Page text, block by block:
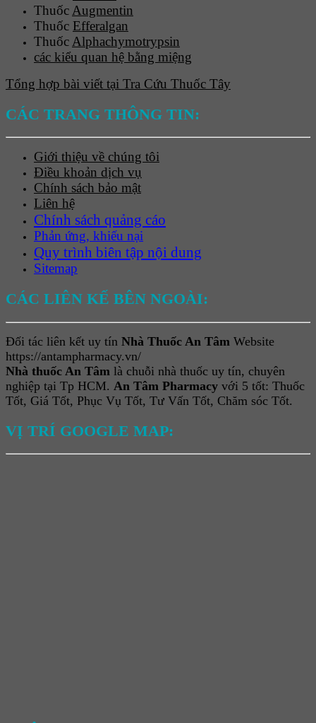
Thuốc Augmentin
Thuốc Efferalgan
Thuốc Alphachymotrypsin
các kiểu quan hệ bằng miệng
Tổng hợp bài viết tại Tra Cứu Thuốc Tây
CÁC TRANG THÔNG TIN:
Giới thiệu về chúng tôi
Điều khoản dịch vụ
Chính sách bảo mật
Liên hệ
Chính sách quảng cáo
Phản ứng, khiếu nại
Quy trình biên tập nội dung
Sitemap
CÁC LIÊN KẾ BÊN NGOÀI:
Đối tác liên kết uy tín Nhà Thuốc An Tâm Website
https://antampharmacy.vn/
Nhà thuốc An Tâm là chuỗi nhà thuốc uy tín, chuyên
nghiệp tại Tp HCM. An Tâm Pharmacy với 5 tốt: Thuốc
Tốt, Giá Tốt, Phục Vụ Tốt, Tư Vấn Tốt, Chăm sóc Tốt.
VỊ TRÍ GOOGLE MAP: